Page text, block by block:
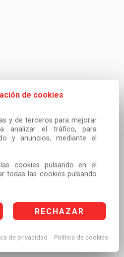
de cookies
y de terceros para mejorar
analizar el tráfico, para
y anuncios, mediante el
cookies pulsando en el
todas las cookies pulsando
RECHAZAR
de privacidad Política de cookies